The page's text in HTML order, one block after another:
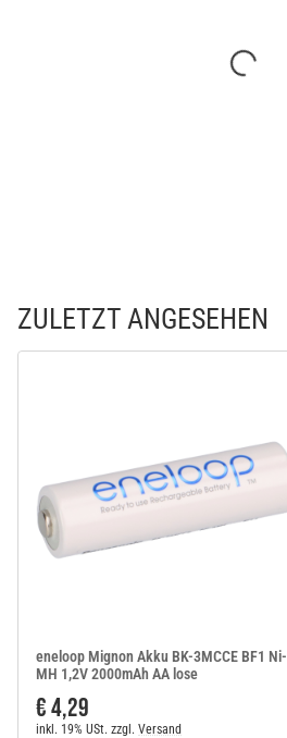
ZULETZT ANGESEHEN
eneloop Mignon Akku BK-3MCCE BF1 Ni-
MH 1,2V 2000mAh AA lose
€ 4,29
inkl. 19% USt. zzgl. Versand